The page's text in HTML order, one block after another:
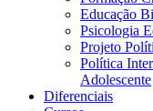
Educação
Psicologia
Projeto
Política
Adolescente
Diferenciais